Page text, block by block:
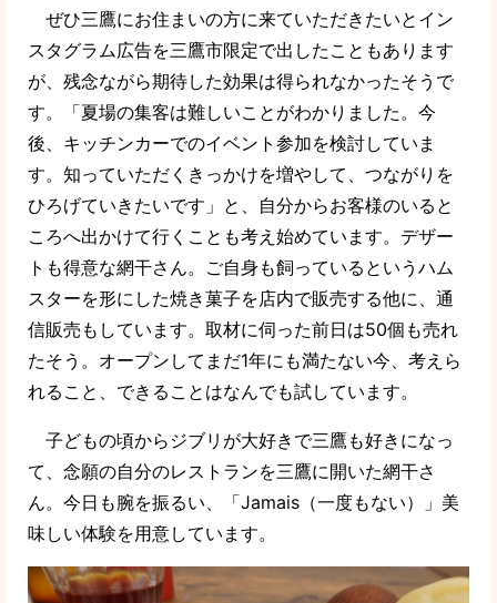
ぜひ三鷹にお住まいの方に来ていただきたいとイン
スタグラム広告を三鷹市限定で出したこともあります
が、残念ながら期待した効果は得られなかったそうで
す。「夏場の集客は難しいことがわかりました。今
後、キッチンカーでのイベント参加を検討していま
す。知っていただくきっかけを増やして、つながりを
ひろげていきたいです」と、自分からお客様のいると
ころへ出かけて行くことも考え始めています。デザー
トも得意な網干さん。ご自身も飼っているというハム
スターを形にした焼き菓子を店内で販売する他に、通
信販売もしています。取材に伺った前日は50個も売れ
たそう。オープンしてまだ1年にも満たない今、考えら
れること、できることはなんでも試しています。
子どもの頃からジブリが大好きで三鷹も好きになっ
て、念願の自分のレストランを三鷹に開いた網干さ
ん。今日も腕を振るい、「Jamais（一度もない）」美
味しい体験を用意しています。